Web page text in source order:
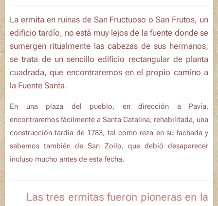
La ermita en ruinas deSan Fructuoso oSan Frutos, un
edificio tardío, no está muy lejos de la fuente donde se
sumergen ritualmente las cabezas de sus hermanos;
se trata de un sencillo edificio rectangular de planta
cuadrada, que encontraremos en el propio camino a
la Fuente Santa.
En una plaza del pueblo, en dirección a Pavía,
encontraremos fácilmente a Santa Catalina, rehabilitada, una
construcción tardía de 1783, tal como reza en su fachada y
sabemos también deSan Zoilo, que debió desaparecer
incluso mucho antes de esta fecha.
ℹ️ Las tres ermitas fueron pioneras en la